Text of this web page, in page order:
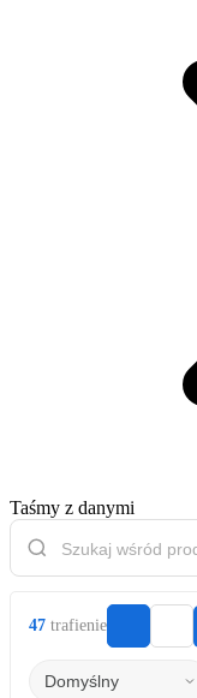
Taśmy z danymi
47 trafienie